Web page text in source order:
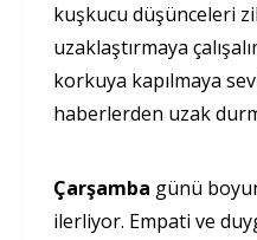
kuşkucu düşünceleri
uzaklaştırmaya
korkuya kapılmaya
haberlerden uzak
Çarşamba günü
ilerliyor. Empati ve